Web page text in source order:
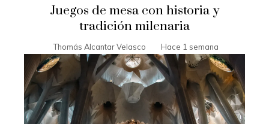
Juegos de mesa con historia y
tradición milenaria
Thomás Alcantar Velasco Hace 1 semana